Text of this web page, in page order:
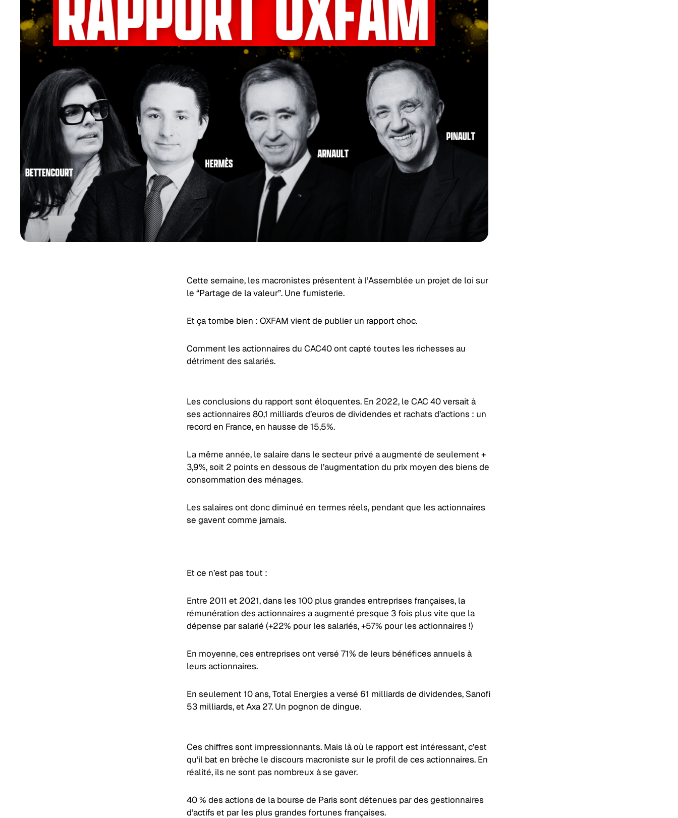
Cette semaine, les macronistes présentent à l’Assemblée un projet de loi sur
le “Partage de la valeur”. Une fumisterie.
Et ça tombe bien : OXFAM vient de publier un rapport choc.
Comment les actionnaires du CAC40 ont capté toutes les richesses au
détriment des salariés.
Lesconclusions du rapport sont éloquentes. En 2022, le CAC 40 versait à
ses actionnaires 80,1 milliards d’euros de dividendes et rachats d’actions : un
record en France, en hausse de 15,5%.
La même année, le salaire dans le secteur privé a augmenté de seulement +
3,9%, soit 2 points en dessous de l’augmentation du prix moyen des biens de
consommation des ménages.
Les salaires ont donc diminué en termes réels, pendant que les actionnaires
se gavent comme jamais.
Et ce n’est pas tout :
Entre 2011 et 2021, dans les 100 plus grandes entreprises françaises, la
rémunération des actionnaires a augmenté presque 3 fois plus vite que la
dépense par salarié (+22% pour les salariés, +57% pour les actionnaires !)
En moyenne, ces entreprises ont versé 71% de leurs bénéfices annuels à
leurs actionnaires.
En seulement 10 ans, Total Energies a versé 61 milliards de dividendes, Sanofi
53 milliards, et Axa 27. Un pognon de dingue.
Ces chiffres sont impressionnants. Mais là où le rapport est intéressant, c’est
qu’il bat en brèche le discours macroniste sur le profil de ces actionnaires. En
réalité, ils ne sont pas nombreux à se gaver.
40 % des actions de la bourse de Paris sont détenues par des gestionnaires
d’actifs et par les plus grandes fortunes françaises.